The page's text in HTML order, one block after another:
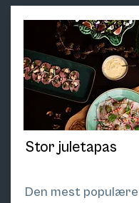
Stor juletapas
Den mest